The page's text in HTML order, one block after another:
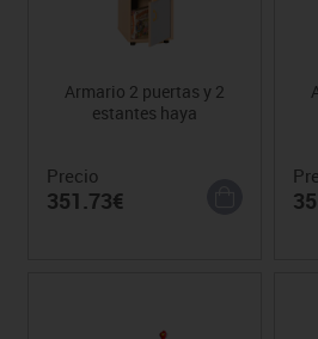
Armario 2 puertas y 2
estantes haya
Precio
351.73€